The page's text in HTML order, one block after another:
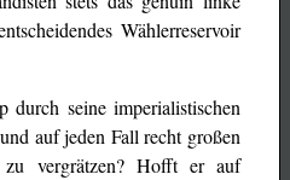
Wählerreservoir
durch seine imperialistischen
auf jeden Fall recht großen
zu vergrätzen? Hofft er auf